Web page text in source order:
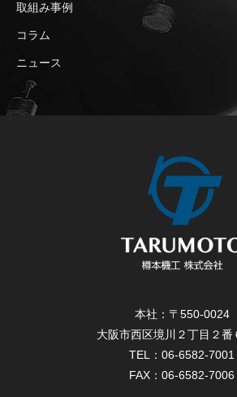
取組み事例
コラム
ニュース
本社：〒550-0024
大阪市西区境川２丁目２番
TEL：06-6582-7001
FAX：06-6582-7006